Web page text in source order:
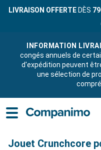
LIVRAISON OFFERTE DÈS
INFORMATION
congés annuels de
d'expédition peuvent
une sélection de
Jouet Crunchcore